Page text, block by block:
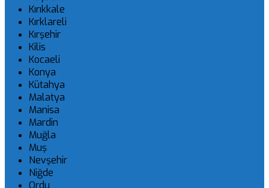
Kırıkkale
Kırklareli
Kırşehir
Kilis
Kocaeli
Konya
Kütahya
Malatya
Manisa
Mardin
Muğla
Muş
Nevşehir
Niğde
Ordu